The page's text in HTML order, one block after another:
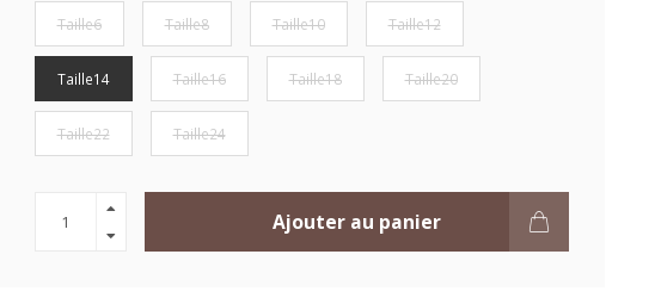
Taille6 Taille8 Taille10 Taille12
Taille14 Taille16 Taille18 Taille20
Taille22 Taille24
Ajouter au panier